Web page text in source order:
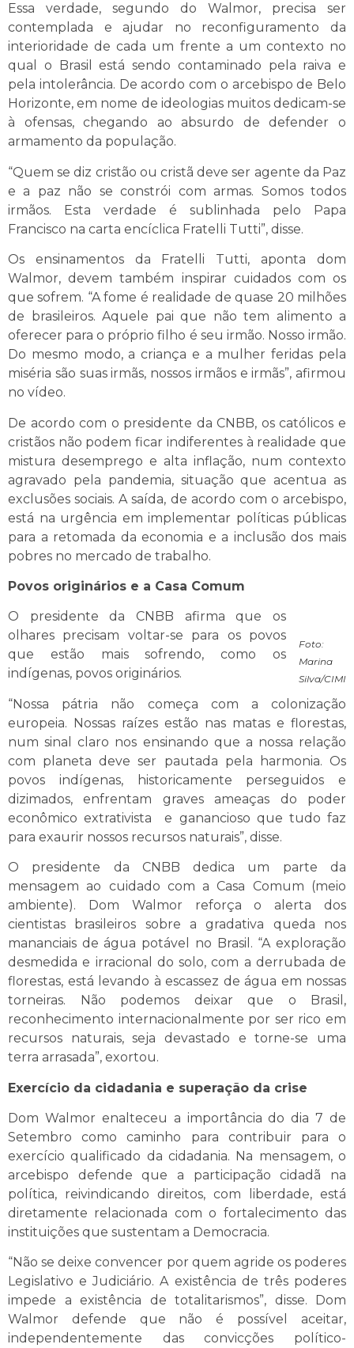
Essa verdade, segundo do Walmor, precisa ser
contemplada e ajudar no reconfiguramento da
interioridade de cada um frente a um contexto no
qual o Brasil está sendo contaminado pela raiva e
pela intolerância. De acordo com o arcebispo de Belo
Horizonte, em nome de ideologias muitos dedicam-se
à ofensas, chegando ao absurdo de defender o
armamento da população.
“Quem se diz cristão ou cristã deve ser agente da Paz
e a paz não se constrói com armas. Somos todos
irmãos. Esta verdade é sublinhada pelo Papa
Francisco na carta encíclica Fratelli Tutti”, disse.
Os ensinamentos da Fratelli Tutti, aponta dom
Walmor, devem também inspirar cuidados com os
que sofrem. “A fome é realidade de quase 20 milhões
de brasileiros. Aquele pai que não tem alimento a
oferecer para o próprio filho é seu irmão. Nosso irmão.
Do mesmo modo, a criança e a mulher feridas pela
miséria são suas irmãs, nossos irmãos e irmãs”, afirmou
no vídeo.
De acordo com o presidente da CNBB, os católicos e
cristãos não podem ficar indiferentes à realidade que
mistura desemprego e alta inflação, num contexto
agravado pela pandemia, situação que acentua as
exclusões sociais. A saída, de acordo com o arcebispo,
está na urgência em implementar políticas públicas
para a retomada da economia e a inclusão dos mais
pobres no mercado de trabalho.
Povos originários e a Casa Comum
Foto:
Marina
Silva/CIMI
O presidente da CNBB afirma que os
olhares precisam voltar-se para os povos
que estão mais sofrendo, como os
indígenas, povos originários.
“Nossa pátria não começa com a colonização
europeia. Nossas raízes estão nas matas e florestas,
num sinal claro nos ensinando que a nossa relação
com planeta deve ser pautada pela harmonia. Os
povos indígenas, historicamente perseguidos e
dizimados, enfrentam graves ameaças do poder
econômico extrativista e ganancioso que tudo faz
para exaurir nossos recursos naturais”, disse.
O presidente da CNBB dedica um parte da
mensagem ao cuidado com a Casa Comum (meio
ambiente). Dom Walmor reforça o alerta dos
cientistas brasileiros sobre a gradativa queda nos
mananciais de água potável no Brasil. “A exploração
desmedida e irracional do solo, com a derrubada de
florestas, está levando à escassez de água em nossas
torneiras. Não podemos deixar que o Brasil,
reconhecimento internacionalmente por ser rico em
recursos naturais, seja devastado e torne-se uma
terra arrasada”, exortou.
Exercício da cidadania e superação da crise
Dom Walmor enalteceu a importância do dia 7 de
Setembro como caminho para contribuir para o
exercício qualificado da cidadania. Na mensagem, o
arcebispo defende que a participação cidadã na
política, reivindicando direitos, com liberdade, está
diretamente relacionada com o fortalecimento das
instituições que sustentam a Democracia.
“Não se deixe convencer por quem agride os poderes
Legislativo e Judiciário. A existência de três poderes
impede a existência de totalitarismos”, disse. Dom
Walmor defende que não é possível aceitar,
independentemente das convicções político-